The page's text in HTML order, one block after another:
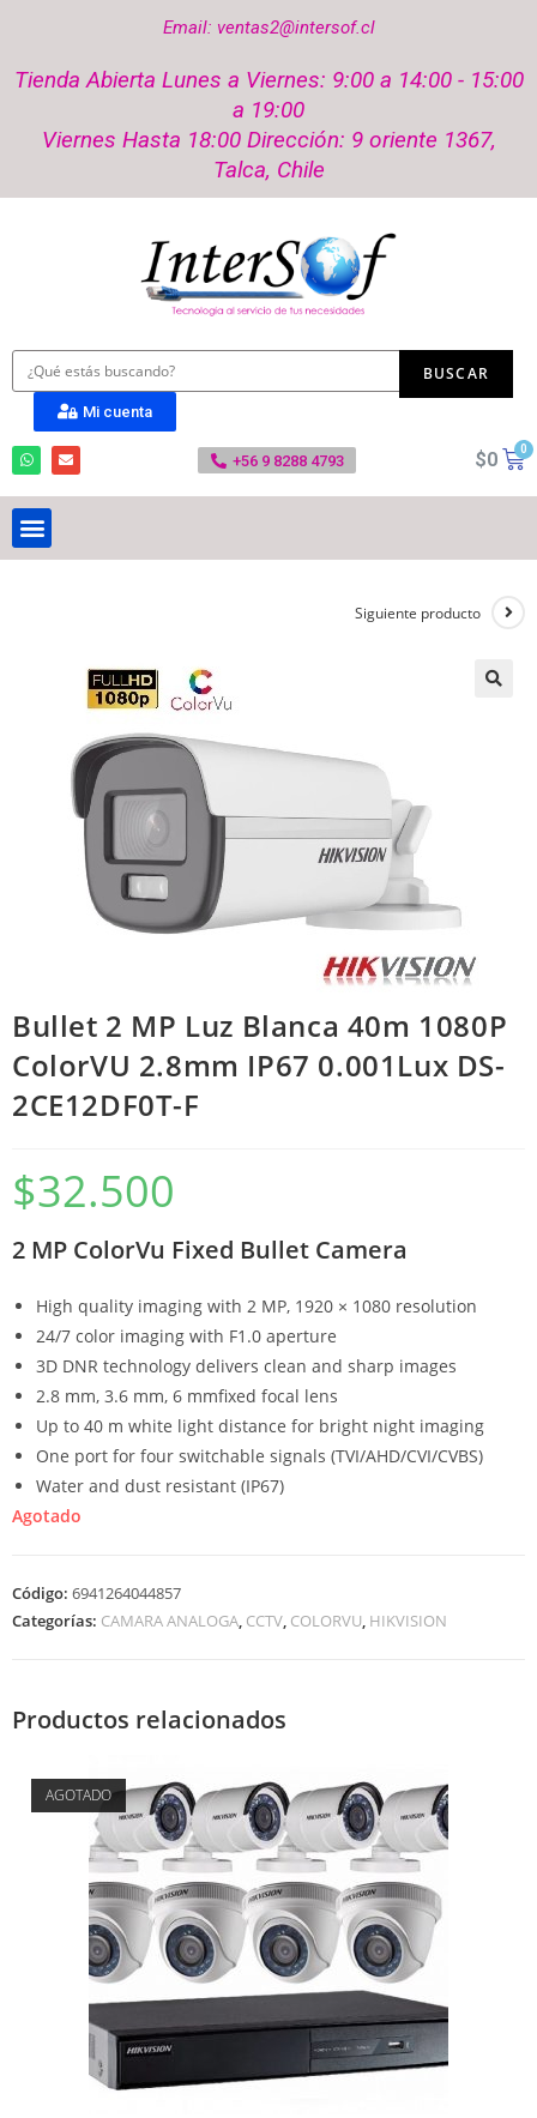
Email: ventas2@intersof.cl
Tienda Abierta Lunes a Viernes: 9:00 a 14:00 - 15:00
a 19:00
Viernes Hasta 18:00 Dirección: 9 oriente 1367,
Talca, Chile
Mi cuenta
+56 9 8288 4793 $0
Siguiente producto
Bullet 2 MP Luz Blanca 40m 1080P
ColorVU 2.8mm IP67 0.001Lux DS-
2CE12DF0T-F
$32.500
2 MP ColorVu Fixed Bullet Camera
High quality imaging with 2 MP, 1920 × 1080 resolution
24/7 color imaging with F1.0 aperture
3D DNR technology delivers clean and sharp images
2.8 mm, 3.6 mm, 6 mmfixed focal lens
Up to 40 m white light distance for bright night imaging
One port for four switchable signals (TVI/AHD/CVI/CVBS)
Water and dust resistant (IP67)
Agotado
Código: 6941264044857
Categorías: CAMARA ANALOGA, CCTV, COLORVU, HIKVISION
Productos relacionados
AGOTADO